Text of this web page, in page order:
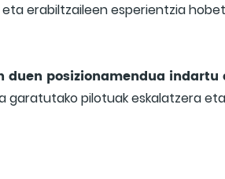
erabiltzaileen esperientzia
posizionamendua indartu
pilotuak eskalatzera